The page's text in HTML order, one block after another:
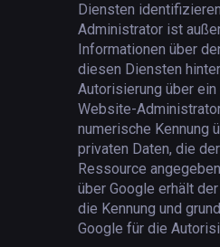
Diensten
Administrator ist
Informationen über
diesen Diensten
Autorisierung über
Website-
numerische Kennung
privaten Daten, die
Ressource
über Google erhält
die Kennung und
Google für die